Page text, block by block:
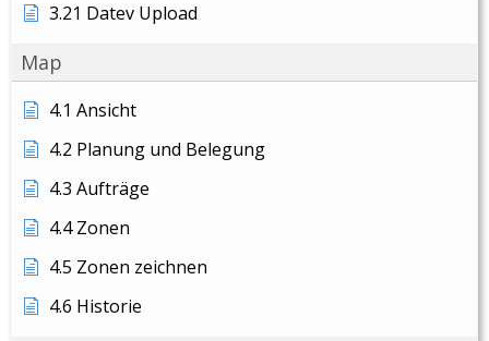
3.21 Datev Upload
Map
4.1 Ansicht
4.2 Planung und Belegung
4.3 Aufträge
4.4 Zonen
4.5 Zonen zeichnen
4.6 Historie